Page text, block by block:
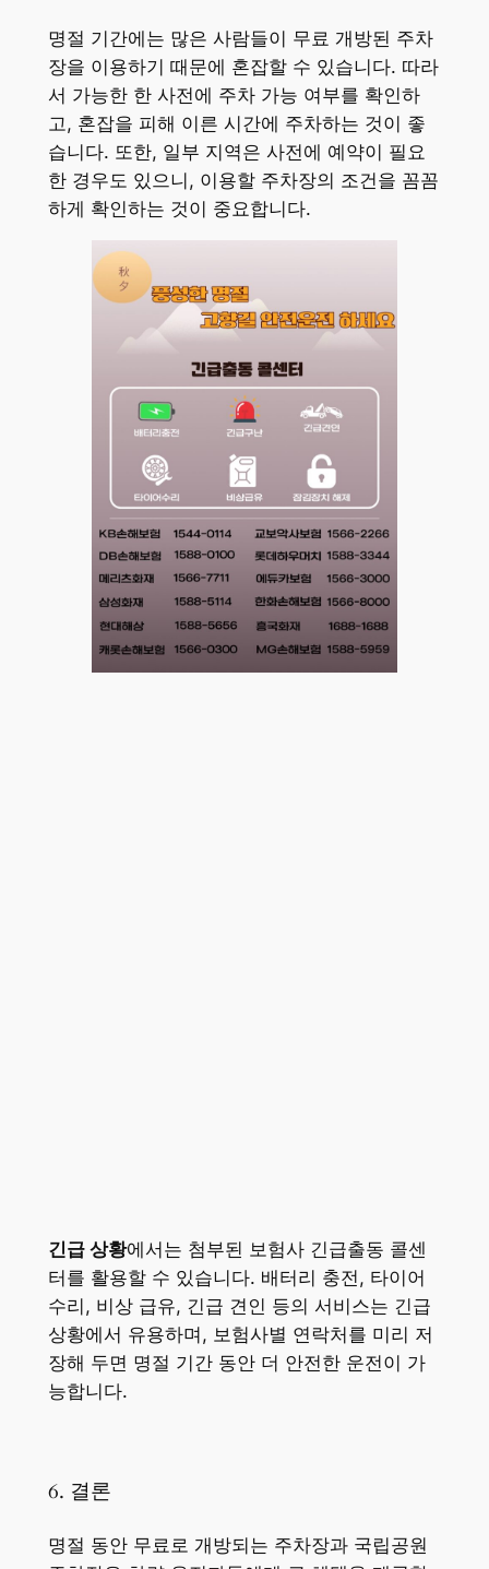
명절 기간에는 많은 사람들이 무료 개방된 주차
장을 이용하기 때문에 혼잡할 수 있습니다. 따라
서 가능한 한 사전에 주차 가능 여부를 확인하
고, 혼잡을 피해 이른 시간에 주차하는 것이 좋
습니다. 또한, 일부 지역은 사전에 예약이 필요
한 경우도 있으니, 이용할 주차장의 조건을 꼼꼼
하게 확인하는 것이 중요합니다.
긴급 상황에서는 첨부된 보험사 긴급출동 콜센
터를 활용할 수 있습니다. 배터리 충전, 타이어
수리, 비상 급유, 긴급 견인 등의 서비스는 긴급
상황에서 유용하며, 보험사별 연락처를 미리 저
장해 두면 명절 기간 동안 더 안전한 운전이 가
능합니다.
6. 결론
명절 동안 무료로 개방되는 주차장과 국립공원